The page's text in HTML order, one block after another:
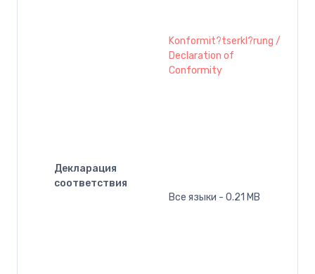
Декларация
соответствия
Konformit?tserkl?rung /
Declaration of
Conformity
Все языки - 0.21 MB